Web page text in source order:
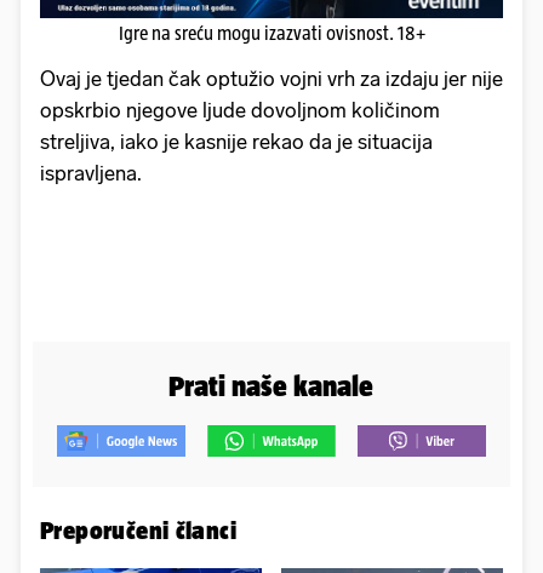
Igre na sreću mogu izazvati ovisnost. 18+
Ovaj je tjedan čak optužio vojni vrh za izdaju jer nije
opskrbio njegove ljude dovoljnom količinom
streljiva, iako je kasnije rekao da je situacija
ispravljena.
Prati naše kanale
Preporučeni članci